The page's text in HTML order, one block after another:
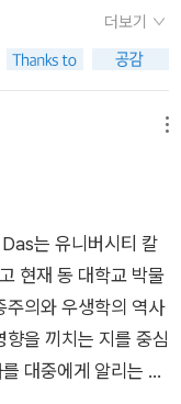
1장에서 다루고 있는
내용이었는데, '인
을 거쳐 홀로코스트
징으로서의 문명이
사실이 이른바 문명
의 존재 이유에 대한
계의 한 단면을 마주
서의 교육과 실제 교
교육이라는 환상을
은 특히나 흥미로웠
시를 누군가 다른
층을 위해 수많은 사
는 정의의 모습이라
는 것은 지금도 일어나
자아내기에 충분하
메모를 했다. 다시
하다. 문화는 싸움에
의 말에 공감한다. 나
바꿀 수야 없겠으나,
에 이미 길들여진 나
는 다양한 이야기가 풍
긴 TED 강의를 보
현대 문명의 본질과
와 철학을 전공한
문명 하의 과학과
고 있는데요. 우리의
각으로 이해할 수 있
여유로운 주말에 책장
천드립니다.​​​​​​​* 출판사
로 작성했습니다.
행된 노예 규약)을
즉 과학적으로 평등
증함으로써, 이들을
기는 행동을 정당화
이고 사회적 인 구조
서양 과학자들은 식
화실히 열등 하게 타
과 문자20세기에 유
표면적으로는 자유
였다. 웅구기 와 티옹
서양인들을 문명의
더보기
는 유니버시티 칼
현재 동 대학교 박물
주의와 우생학의 역사
을 끼치는 지를 중심
대중에게 알리는 데